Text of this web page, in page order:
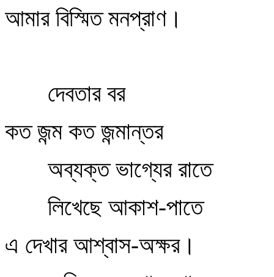
আমার বিস্মিত মনপ্রাণ।
দেবতার বর
কত জন্ম কত জন্মান্তর
অব্যক্ত ভাগ্যের রাতে
লিখেছে আকাশ-পাতে
এ দেখার আশ্বাস-অক্ষর।